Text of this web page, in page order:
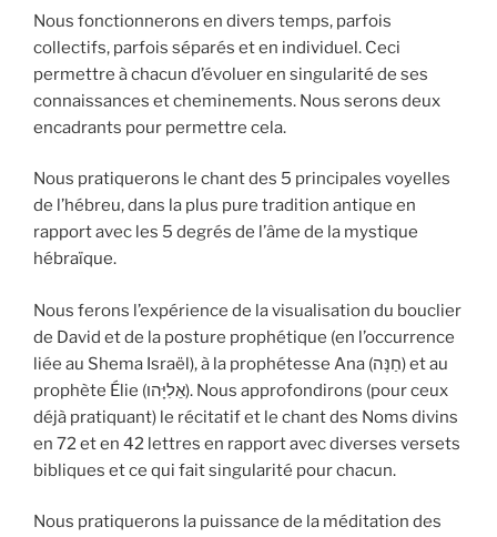
Nous fonctionnerons en divers temps, parfois
collectifs, parfois séparés et en individuel. Ceci
permettre à chacun d’évoluer en singularité de ses
connaissances et cheminements. Nous serons deux
encadrants pour permettre cela.
Nous pratiquerons le chant des 5 principales voyelles
de l’hébreu, dans la plus pure tradition antique en
rapport avec les 5 degrés de l’âme de la mystique
hébraïque.
Nous ferons l’expérience de la visualisation du bouclier
de David et de la posture prophétique (en l’occurrence
liée au Shema Israël), à la prophétesse Ana (חַנָּה) et au
prophète Élie (אֵלִיָּהו). Nous approfondirons (pour ceux
déjà pratiquant) le récitatif et le chant des Noms divins
en 72 et en 42 lettres en rapport avec diverses versets
bibliques et ce qui fait singularité pour chacun.
Nous pratiquerons la puissance de la méditation des